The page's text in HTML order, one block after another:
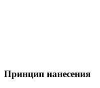
Принцип нанесения